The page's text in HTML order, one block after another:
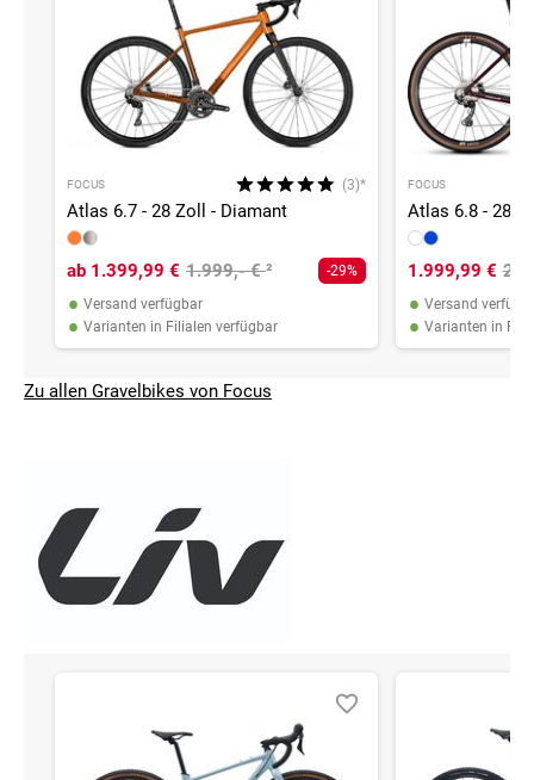
FOCUS (3)*
Atlas 6.7 - 28 Zoll - Diamant
ab 1.399,99 € 1.999,- €² -29%
• Versand verfügbar
• Varianten in Filialen verfügbar
FOCUS
Atlas 6.8 - 28
1.999,99 €
• Versand
• Varianten in
Zu allen Gravelbikes von Focus